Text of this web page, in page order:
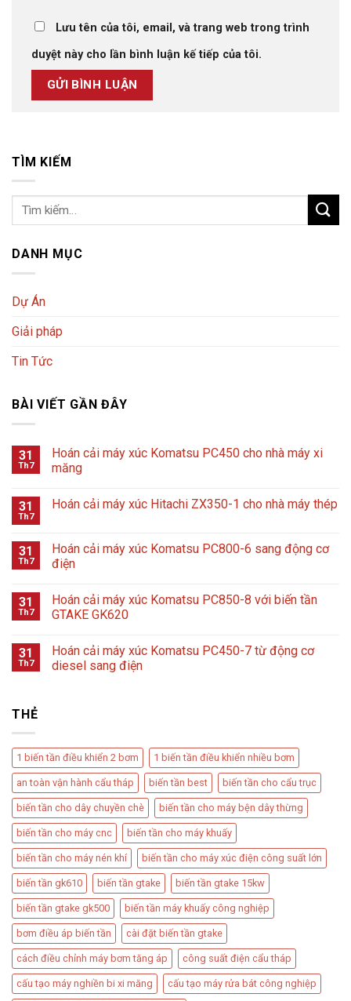
Lưu tên của tôi, email, và trang web trong trình
duyệt này cho lần bình luận kế tiếp của tôi.
TÌM KIẾM
DANH MỤC
Dự Án
Giải pháp
Tin Tức
BÀI VIẾT GẦN ĐÂY
31
Th7
Hoán cải máy xúc Komatsu PC450 cho nhà máy xi
măng
31
Th7
Hoán cải máy xúc Hitachi ZX350-1 cho nhà máy thép
31
Th7
Hoán cải máy xúc Komatsu PC800-6 sang động cơ
điện
31
Th7
Hoán cải máy xúc Komatsu PC850-8 với biến tần
GTAKE GK620
31
Th7
Hoán cải máy xúc Komatsu PC450-7 từ động cơ
diesel sang điện
THẺ
1 biến tần điều khiển 2 bơm 1 biến tần điều khiển nhiều bơm
an toàn vận hành cẩu tháp biến tần best biến tần cho cẩu trục
biến tần cho dây chuyền chè biến tần cho máy bện dây thừng
biến tần cho máy cnc biến tần cho máy khuấy
biến tần cho máy nén khí biến tần cho máy xúc điện công suất lớn
biến tần gk610 biến tần gtake biến tần gtake 15kw
biến tần gtake gk500 biến tần máy khuấy công nghiệp
bơm điều áp biến tần​ cài đặt biến tần gtake
cách điều chỉnh máy bơm tăng áp​ công suất điện cẩu tháp​
cấu tạo máy nghiền bi xi măng cấu tạo máy rửa bát công nghiệp